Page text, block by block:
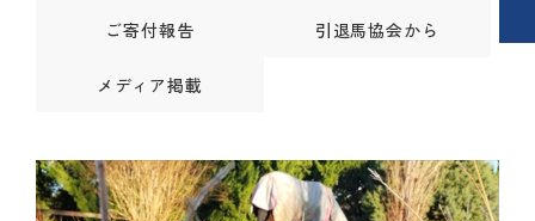
ご寄付報告 引退馬協会から
メディア掲載